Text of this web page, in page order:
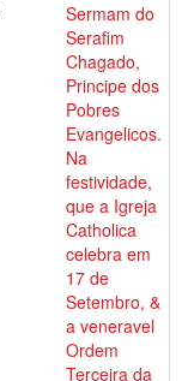
Sermam do
Serafim
Chagado,
Principe dos
Pobres
Evangelicos.
Na
festividade,
que a Igreja
Catholica
celebra em
17 de
Setembro, &
a veneravel
Ordem
Terceira da